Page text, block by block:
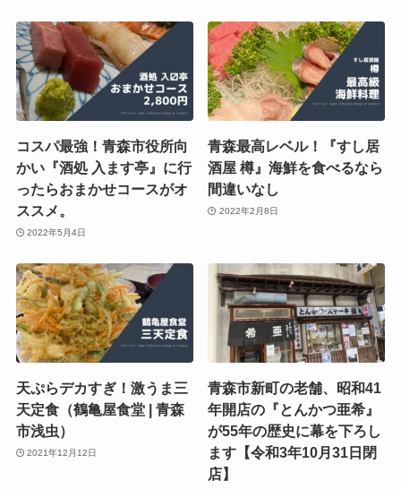
コスパ最強！青森市役所向
かい『酒処 入ます亭』に行
ったらおまかせコースがオ
ススメ。
2022年5月4日
青森最高レベル！『すし居
酒屋 樽』海鮮を食べるなら
間違いなし
2022年2月8日
天ぷらデカすぎ！激うま三
天定食（鶴亀屋食堂 | 青森
市浅虫）
2021年12月12日
青森市新町の老舗、昭和41
年開店の『とんかつ亜希』
が55年の歴史に幕を下ろし
ます【令和3年10月31日閉
店】